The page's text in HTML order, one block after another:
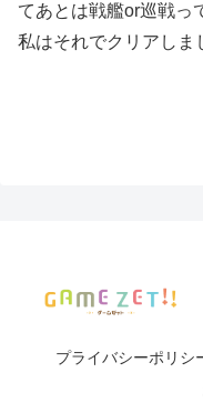
てあとは戦艦or巡戦っ
私はそれでクリアしま
プライバシーポリシ